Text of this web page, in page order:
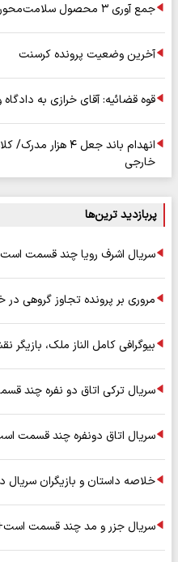
جمع آوری ۳ محصول سلامت‌محور از بازار/ اسامی
آخرین وضعیت پرونده کرسنت
قوه قضائیه: آقای خرازی به
خارجی
پربازدید ترین‌ها
سریال اشرف رویا چند قسمت
مروری بر پرونده تجاوز گروهی در
بیوگرافی کامل الناز ملک،
سریال ترکی اتاق دو نفره چند
سریال اتاق دونفره چند قسمت
خلاصه داستان و بازیگران
سریال جزر و مد چند قسمت است+